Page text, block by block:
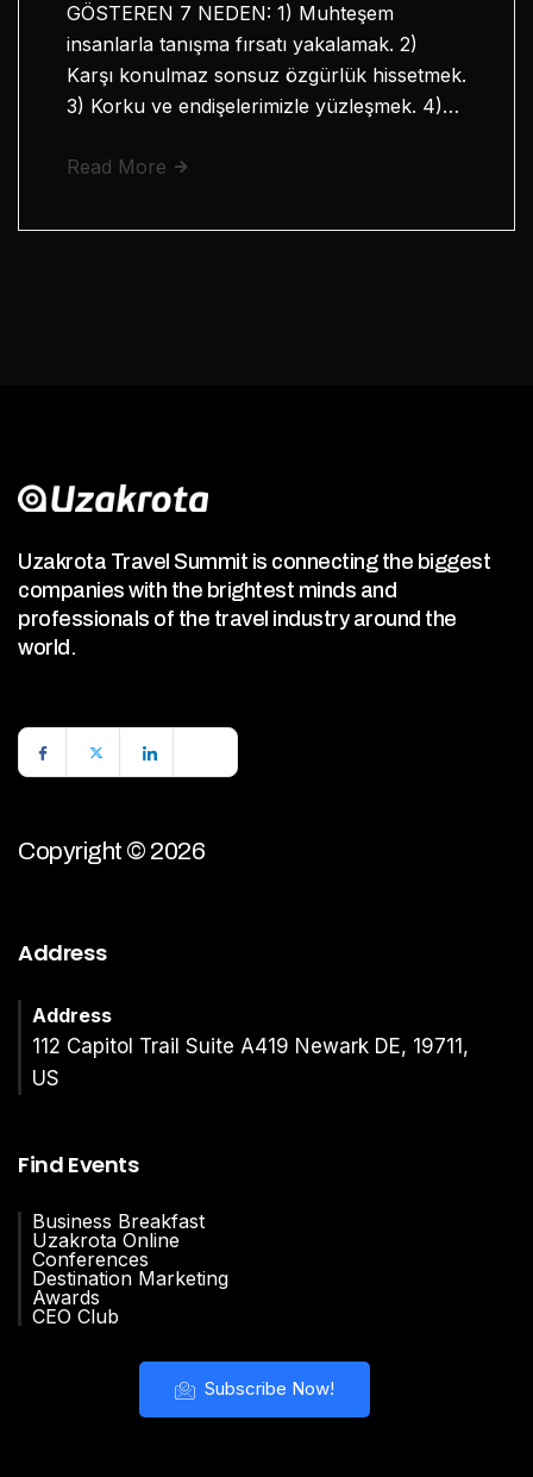
GÖSTEREN 7 NEDEN: 1) Muhteşem
insanlarla tanışma fırsatı yakalamak. 2)
Karşı konulmaz sonsuz özgürlük hissetmek.
3) Korku ve endişelerimizle yüzleşmek. 4)…
Read More
Uzakrota Travel Summit is connecting the biggest
companies with the brightest minds and
professionals of the travel industry around the
world.
Copyright © 2026
Address
Address
112 Capitol Trail Suite A419 Newark DE, 19711,
US
Find Events
Business Breakfast
Uzakrota Online
Conferences
Destination Marketing
Awards
CEO Club
Subscribe Now!